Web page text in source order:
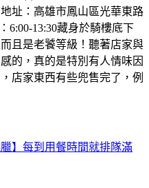
址：高雄市鳳山區光華東路
6:00-13:30藏身於騎樓底下
且是老饕等級！聽著店家與
的，真的是特別有人情味因
店家東西有些兜售完了，例
】每到用餐時間就排隊滿